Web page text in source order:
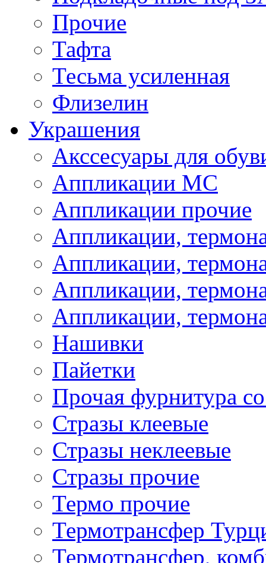
Прочие
Тафта
Тесьма усиленная
Флизелин
Украшения
Акссесуары для
Аппликации МС
Аппликации прочие
Аппликации,
Аппликации,
Аппликации,
Аппликации,
Нашивки
Пайетки
Прочая фурнитура
Стразы клеевые
Стразы неклеевые
Стразы прочие
Термо прочие
Термотрансфер
Термотрансфер,